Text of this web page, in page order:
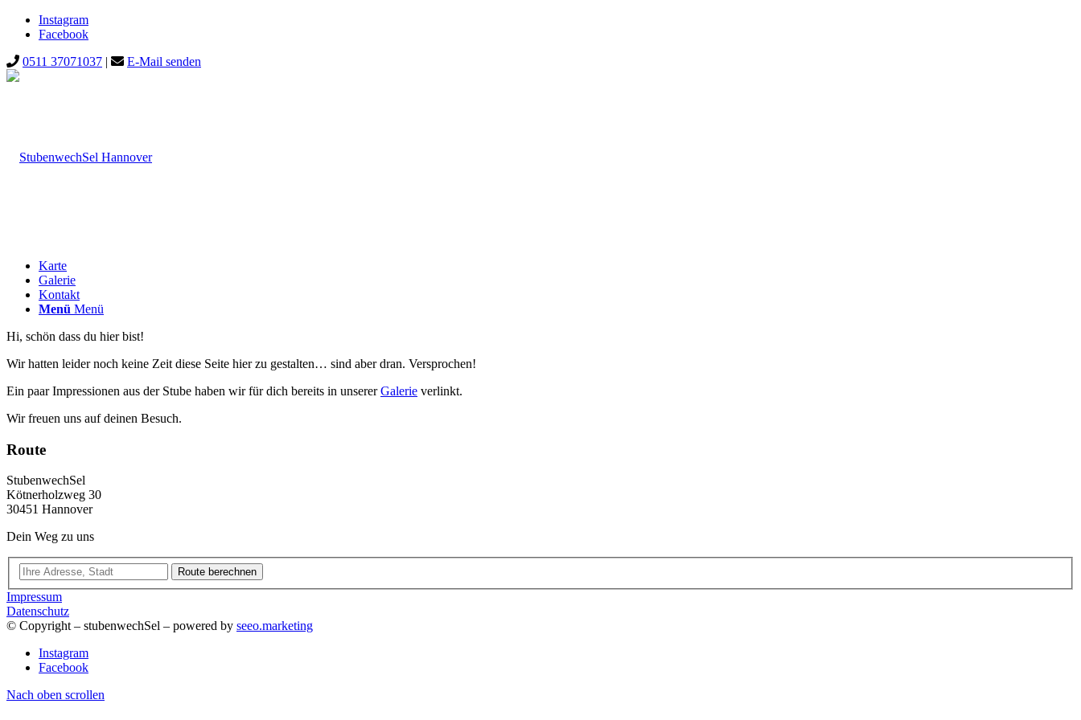
Instagram
Facebook
0511 37071037 | E-Mail senden
Karte
Galerie
Kontakt
Menü Menü
Hi, schön dass du hier bist!
Wir hatten leider noch keine Zeit diese Seite hier zu gestalten… sind aber dran. Versprochen!
Ein paar Impressionen aus der Stube haben wir für dich bereits in unsererGalerie verlinkt.
Wir freuen uns auf deinen Besuch.
Route
StubenwechSel
Kötnerholzweg 30
30451 Hannover
Dein Weg zu uns
Route berechnen
Impressum
Datenschutz
© Copyright – stubenwechSel – powered by seeo.marketing
Instagram
Facebook
Nach oben scrollen